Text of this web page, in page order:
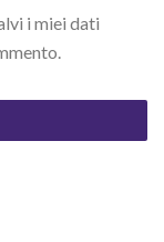
i miei dati